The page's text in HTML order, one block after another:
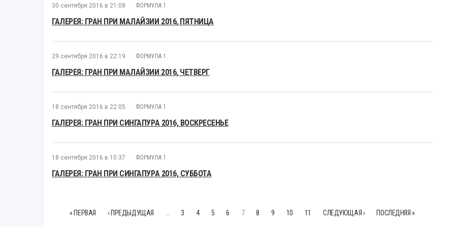
30 сентября 2016 в 21:08 ФОРМУЛА 1
ГАЛЕРЕЯ: ГРАН ПРИ МАЛАЙЗИИ 2016, ПЯТНИЦА
29 сентября 2016 в 22:19 ФОРМУЛА 1
ГАЛЕРЕЯ: ГРАН ПРИ МАЛАЙЗИИ 2016, ЧЕТВЕРГ
18 сентября 2016 в 22:05 ФОРМУЛА 1
ГАЛЕРЕЯ: ГРАН ПРИ СИНГАПУРА 2016, ВОСКРЕСЕНЬЕ
18 сентября 2016 в 10:37 ФОРМУЛА 1
ГАЛЕРЕЯ: ГРАН ПРИ СИНГАПУРА 2016, СУББОТА
« ПЕРВАЯ ‹ ПРЕДЫДУЩАЯ 3 4 5 6 7 8 9 10 11 СЛЕДУЮЩАЯ › ПОСЛЕДНЯЯ »